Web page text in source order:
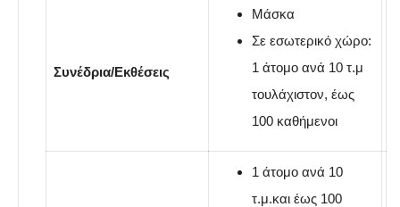
Συνέδρια/Εκθέσεις
Μάσκα
Σε εσωτερικό χώρο:
1 άτομο ανά 10 τ.μ
τουλάχιστον, έως
100 καθήμενοι
1 άτομο ανά 10
τ.μ.και έως 100